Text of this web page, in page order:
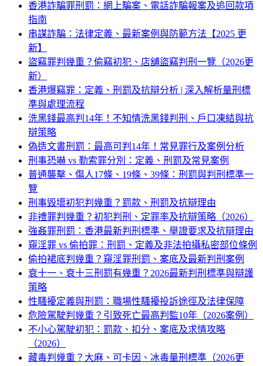
香港詐騙罪刑罰：網上騙案、電話詐騙報案及追回款項
指南
串謀詐騙：法律定義、最新案例與防範方法【2025 更
新】
盜竊罪判幾重？偷竊初犯、店舖盜竊判刑一覽（2026更
新）
香港爆竊罪：定義、刑罰及抗辯分析 | 深入解析量刑標
準與處理流程
洗黑錢最高判14年！不知情洗黑錢判刑、戶口凍結與抗
辯策略
偽造文書刑罰：最高可判14年！常見罪行及案例分析
刑事恐嚇 vs 勒索罪分別：定義、刑罰及常見案例
普通襲擊、傷人17條、19條、39條：刑罰與判刑標準一
覽
刑事毀壞初犯判幾重？罰款、刑罰及抗辯理由
非禮罪判幾重？初犯判刑、定罪率及抗辯策略（2026）
強姦罪刑罰：香港最新判刑標準、舉證要求及抗辯理由
窺淫罪 vs 偷拍罪：刑罰、定義及非法拍攝私密部位條例
偷拍裙底判幾重？窺淫罪刑罰、案底及最新判刑案例
衰十一、衰十三刑罰有幾重？2026最新判刑標準與辯護
策略
性騷擾定義與刑罰：職場性騷擾投訴途徑及法律保障
危險駕駛判幾重？引致死亡最高判監10年（2026案例）
不小心駕駛初犯：罰款、扣分、案底及求情攻略
（2026）
藏毒判幾重？大麻、可卡因、冰毒量刑標準（2026更